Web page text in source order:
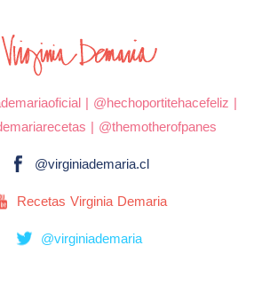
@hechoportitehacefeliz
@themotherofpanes
@virginiademaria.cl
Recetas Virginia Demaria
@virginiademaria